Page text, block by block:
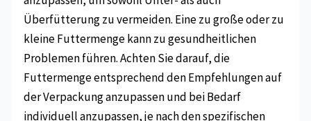
Überfütterung zu vermeiden. Eine zu große oder zu
kleine Futtermenge kann zu gesundheitlichen
Problemen führen. Achten Sie darauf, die
Futtermenge entsprechend den Empfehlungen auf
der Verpackung anzupassen und bei Bedarf
individuell anzupassen, je nach den spezifischen